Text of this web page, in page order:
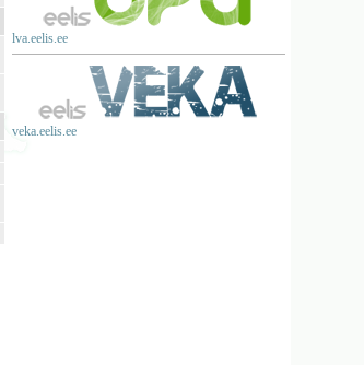
lva.eelis.ee
veka.eelis.ee